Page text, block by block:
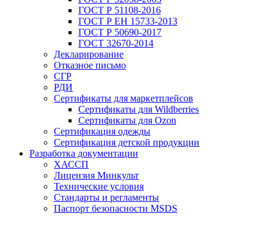
ГОСТ Р 51108-2016
ГОСТ Р ЕН 15733-2013
ГОСТ Р 50690-2017
ГОСТ 32670-2014
Декларирование
Отказное письмо
СГР
РДИ
Сертификаты для маркетплейсов
Сертификаты для Wildberries
Сертификаты для Ozon
Сертификация одежды
Сертификация детской продукции
Разработка документации
ХАССП
Лицензия Минкульт
Технические условия
Стандарты и регламенты
Паспорт безопасности MSDS